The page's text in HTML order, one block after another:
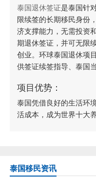
泰国退休签证是泰国针
限续签的长期移民身份
济支撑能力，无需投资
期退休签证，并可无限
创业。环球泰国退休项
供签证续签指导、泰国
项目优势：
泰国凭借良好的生活环
活成本，成为世界十大
泰国移民资讯